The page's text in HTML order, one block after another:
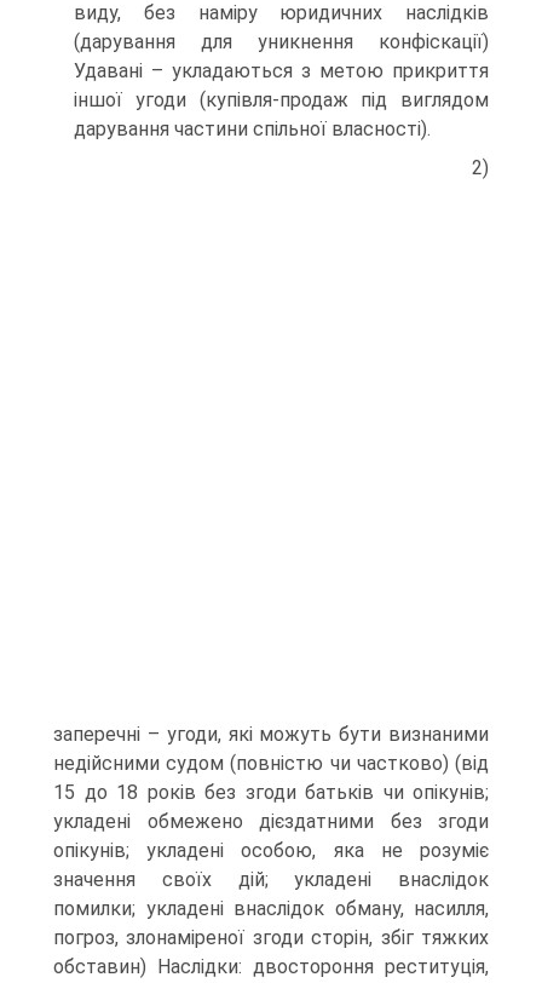
виду, без наміру юридичних наслідків
(дарування для уникнення конфіскації)
Удавані – укладаються з метою прикриття
іншої угоди (купівля-продаж під виглядом
дарування частини спільної власності).
2)
заперечні – угоди, які можуть бути визнаними
недійсними судом (повністю чи частково) (від
15 до 18 років без згоди батьків чи опікунів;
укладені обмежено дієздатними без згоди
опікунів; укладені особою, яка не розуміє
значення своїх дій; укладені внаслідок
помилки; укладені внаслідок обману, насилля,
погроз, злонаміреної згоди сторін, збіг тяжких
обставин) Наслідки: двостороння реституція,